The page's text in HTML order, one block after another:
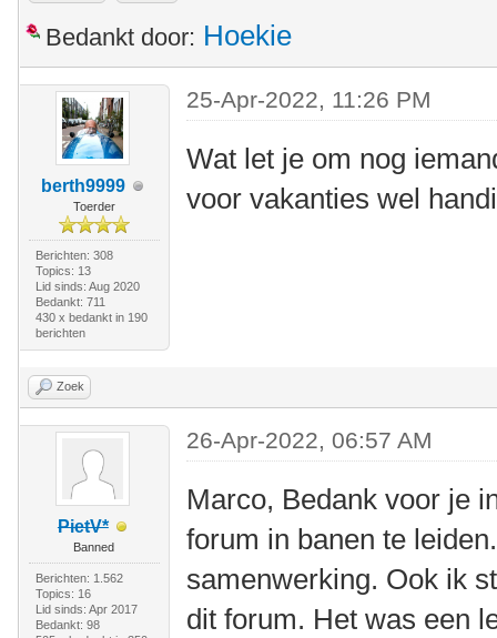
Bedankt door: Hoekie
berth9999
Toerder
Berichten: 308
Topics: 13
Lid sinds: Aug 2020
Bedankt: 711
430 x bedankt in 190
berichten
25-Apr-2022, 11:26 PM
Wat let je om nog
voor vakanties wel
Zoek
PietV*
Banned
Berichten: 1.562
Topics: 16
Lid sinds: Apr 2017
Bedankt: 98
26-Apr-2022, 06:57 AM
Marco, Bedank voor je
forum in banen te
samenwerking. Ook ik
dit forum. Het was een